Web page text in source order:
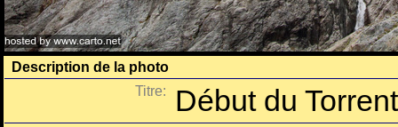
Description de la photo
Titre:
Début du